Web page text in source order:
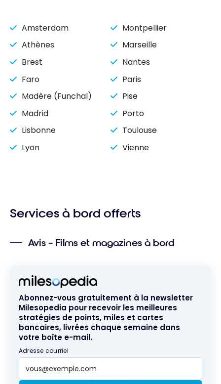
Amsterdam
Athènes
Brest
Faro
Madère (Funchal)
Madrid
Lisbonne
Lyon
Montpellier
Marseille
Nantes
Paris
Pise
Porto
Toulouse
Vienne
Services à bord offerts
Avis – Films et magazines à bord
Abonnez-vous gratuitement à la newsletter
Milesopedia pour recevoir les meilleures
stratégies de points, miles et cartes
bancaires, livrées chaque semaine dans
votre boîte e-mail.
Adresse courriel